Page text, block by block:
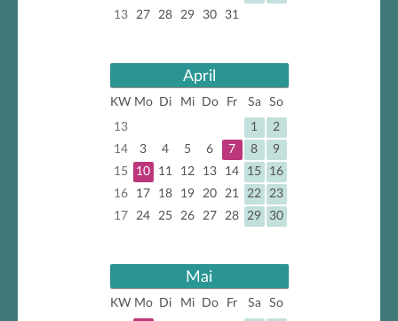
13
27 28 29 30 31
April
KW Mo Di Mi Do Fr Sa
So
13
1
2
14
3 4 5 6 7 8
9
15
10 11 12 13 14 15
16
16
17 18 19 20 21 22
23
17
24 25 26 27 28 29 30
Mai
KW Mo Di Mi Do Fr Sa
So